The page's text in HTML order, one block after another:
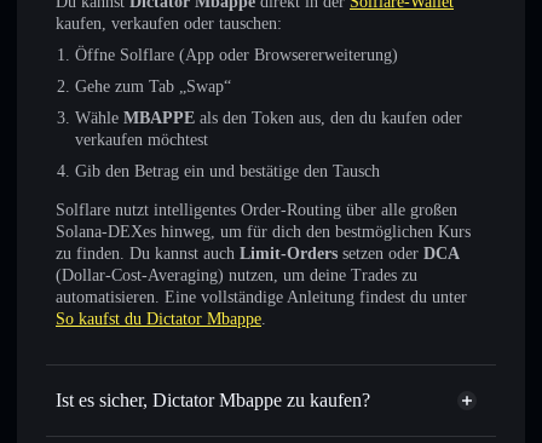
kaufen, verkaufen oder tauschen:
Öffne Solflare (App oder Browsererweiterung)
Gehe zum Tab „Swap“
Wähle MBAPPE als den Token aus, den du kaufen oder
verkaufen möchtest
Gib den Betrag ein und bestätige den Tausch
Solflare nutzt intelligentes Order-Routing über alle großen
Solana-DEXes hinweg, um für dich den bestmöglichen Kurs
zu finden. Du kannst auch Limit-Orders setzen oder DCA
(Dollar-Cost-Averaging) nutzen, um deine Trades zu
automatisieren. Eine vollständige Anleitung findest du unter
So kaufst du Dictator Mbappe.
Ist es sicher, Dictator Mbappe zu kaufen?
Dictator Mbappe verifizierter Token